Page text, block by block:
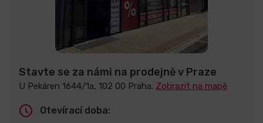
Stavte se za námi na prodejně v Praze
U Pekáren 1644/1a, 102 00 Praha. Zobrazit na mapě
Otevírací doba: